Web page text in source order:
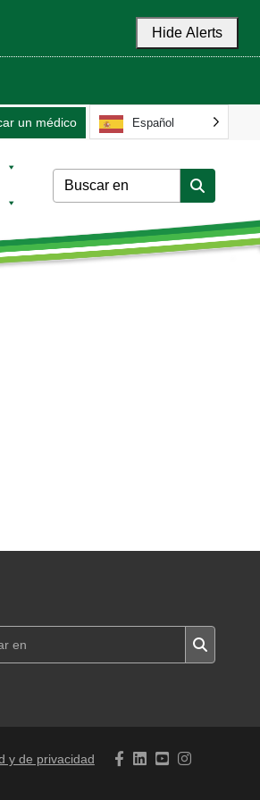
Hide Alerts
un médico Español
y de privacidad